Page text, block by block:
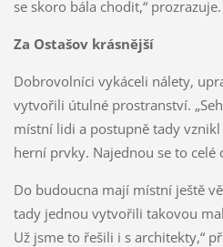
se skoro bála chodit,“ prozrazuje.
Za Ostašov krásnější
Dobrovolníci vykáceli nálety,
vytvořili útulné prostranství.
místní lidi a postupně tady
herní prvky. Najednou se to celé
Do budoucna mají místní ještě
tady jednou vytvořili takovou
Už jsme to řešili i s architekty,“